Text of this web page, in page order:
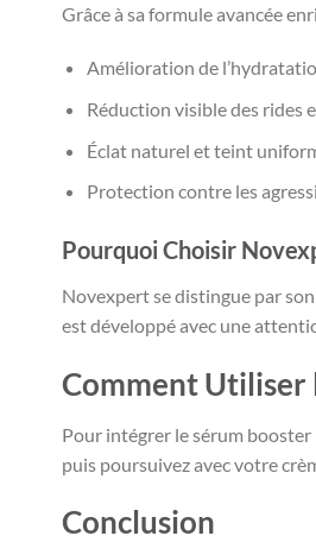
Grâce à sa formule avancée
Amélioration de
Réduction visible des rides
Éclat naturel et teint
Protection contre les
Pourquoi Choisir
Novexpert se distingue par
est développé avec une
Comment Utiliser
Pour intégrer le sérum
puis poursuivez avec votre
Conclusion